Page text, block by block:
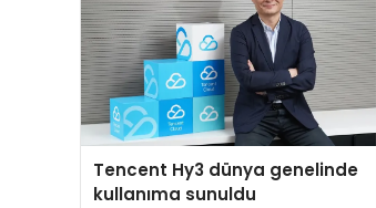
Tencent Hy3 dünya genelinde
kullanıma sunuldu